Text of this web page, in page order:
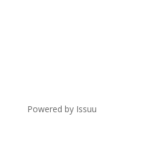
Powered by Issuu